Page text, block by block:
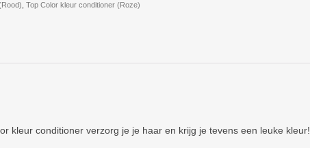
Top Color kleur conditioner (Roze)
kleur conditioner verzorg je je haar en krijg je tevens een leuke kleur!